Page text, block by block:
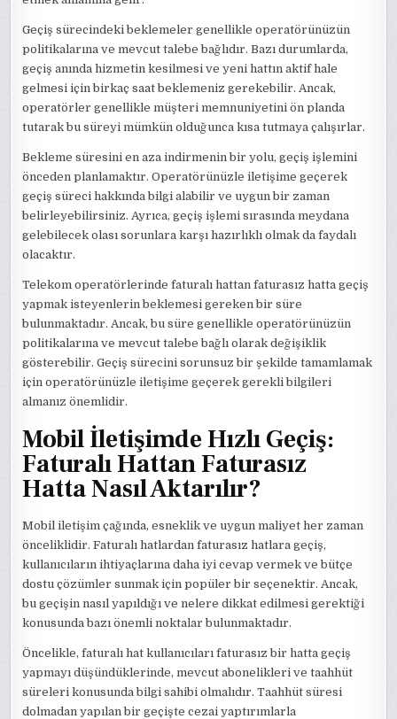
Geçiş sürecindeki beklemeler genellikle operatörünüzün
politikalarına ve mevcut talebe bağlıdır. Bazı durumlarda,
geçiş anında hizmetin kesilmesi ve yeni hattın aktif hale
gelmesi için birkaç saat beklemeniz gerekebilir. Ancak,
operatörler genellikle müşteri memnuniyetini ön planda
tutarak bu süreyi mümkün olduğunca kısa tutmaya çalışırlar.
Bekleme süresini en aza indirmenin bir yolu, geçiş işlemini
önceden planlamaktır. Operatörünüzle iletişime geçerek
geçiş süreci hakkında bilgi alabilir ve uygun bir zaman
belirleyebilirsiniz. Ayrıca, geçiş işlemi sırasında meydana
gelebilecek olası sorunlara karşı hazırlıklı olmak da faydalı
olacaktır.
Telekom operatörlerinde faturalı hattan faturasız hatta geçiş
yapmak isteyenlerin beklemesi gereken bir süre
bulunmaktadır. Ancak, bu süre genellikle operatörünüzün
politikalarına ve mevcut talebe bağlı olarak değişiklik
gösterebilir. Geçiş sürecini sorunsuz bir şekilde tamamlamak
için operatörünüzle iletişime geçerek gerekli bilgileri
almanız önemlidir.
Mobil İletişimde Hızlı Geçiş:
Faturalı Hattan Faturasız
Hatta Nasıl Aktarılır?
Mobil iletişim çağında, esneklik ve uygun maliyet her zaman
önceliklidir. Faturalı hatlardan faturasız hatlara geçiş,
kullanıcıların ihtiyaçlarına daha iyi cevap vermek ve bütçe
dostu çözümler sunmak için popüler bir seçenektir. Ancak,
bu geçişin nasıl yapıldığı ve nelere dikkat edilmesi gerektiği
konusunda bazı önemli noktalar bulunmaktadır.
Öncelikle, faturalı hat kullanıcıları faturasız bir hatta geçiş
yapmayı düşündüklerinde, mevcut abonelikleri ve taahhüt
süreleri konusunda bilgi sahibi olmalıdır. Taahhüt süresi
dolmadan yapılan bir geçişte cezai yaptırımlarla